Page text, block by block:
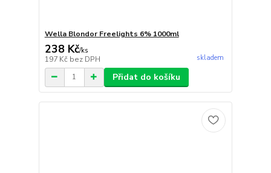
Wella Blondor Freelights 6% 1000ml
238 Kč/ks
197 Kč bez DPH skladem
Přidat do košíku